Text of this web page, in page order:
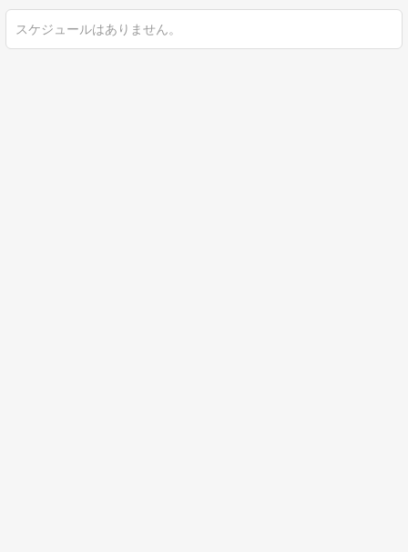
スケジュールはありません。